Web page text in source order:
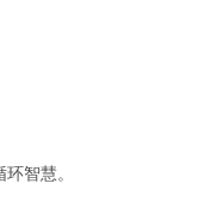
环智慧。